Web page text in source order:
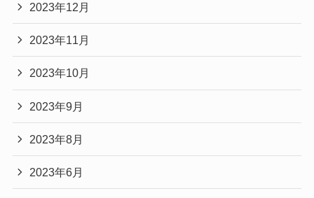
2023年12月
2023年11月
2023年10月
2023年9月
2023年8月
2023年6月